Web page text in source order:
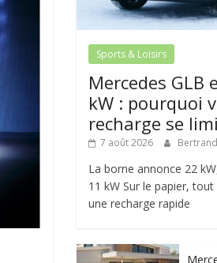
Sports & Loisirs
Mercedes GLB
kW : pourquoi
recharge se
7 août 2026 Bertrand
La borne annonce 22
11 kW Sur le papier,
une recharge rapide